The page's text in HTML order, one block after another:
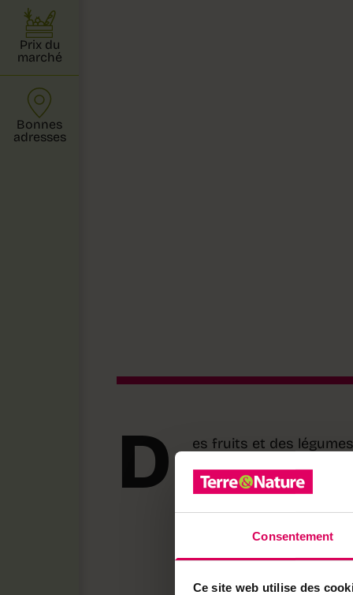
Consentement
Ce site web utilise des
D
es fruits et des
AgroSustain, une
l’Université de
donne. Baptisé
enrobage naturel qui
Prix du
marché
Bonnes
adresses